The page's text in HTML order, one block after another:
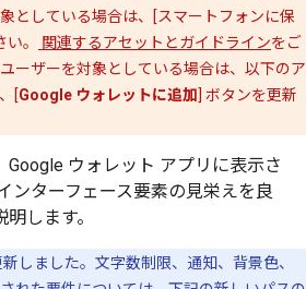
としている場合は、[スマートフォンに保
。
関連するアセットとガイドラインをご
ーザーを対象としている場合は、以下のア
[Google ウォレットに追加] ボタンを更新
Google ウォレット アプリに表示さ
ンターフェース要素の見栄えを良
します。
しました。文字数制限、通知、背景色、